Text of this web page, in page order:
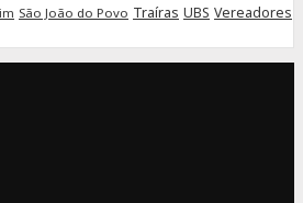
São João do Povo Traíras UBS Vereadores